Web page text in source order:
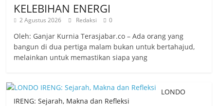
KELEBIHAN ENERGI
2 Agustus 2026 Redaksi 0
Oleh: Ganjar Kurnia Terasjabar.co – Ada orang yang
bangun di dua pertiga malam bukan untuk bertahajud,
melainkan untuk memastikan siapa yang
LONDO
IRENG: Sejarah, Makna dan Refleksi